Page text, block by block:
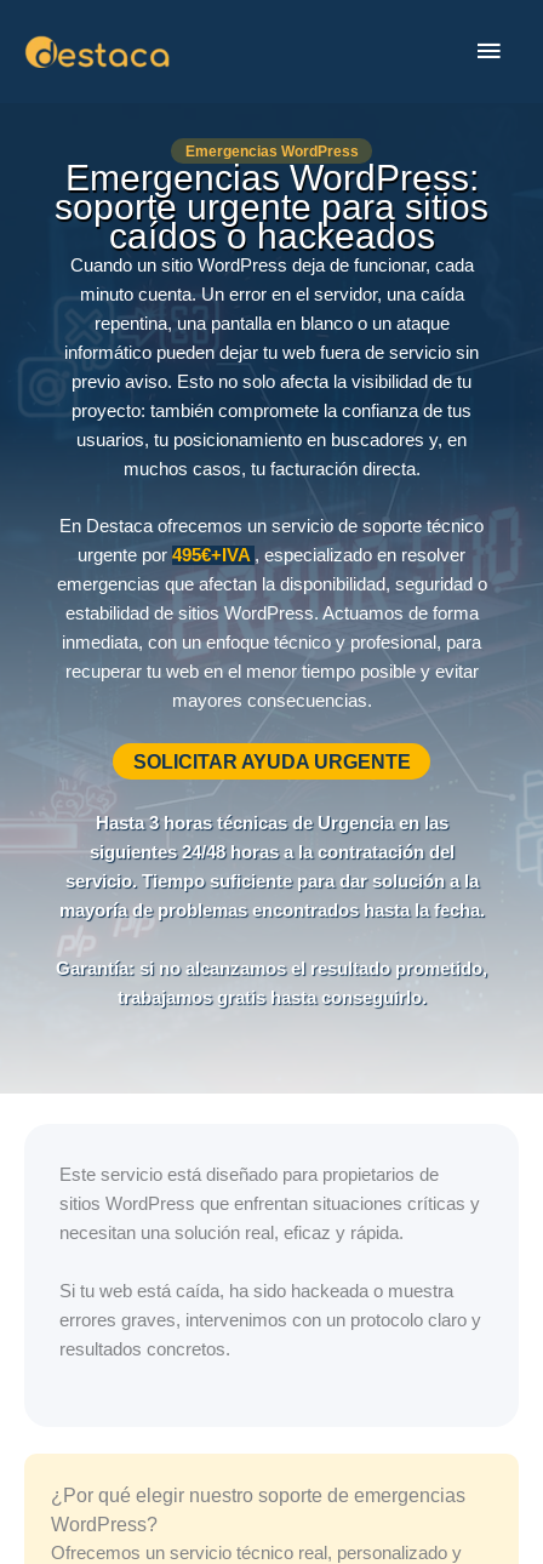
contenido
Emergencias WordPress
Emergencias WordPress:
soporte urgente para sitios
caídos o hackeados
Cuando un sitio WordPress deja de funcionar, cada
minuto cuenta. Un error en el servidor, una caída
repentina, una pantalla en blanco o un ataque
informático pueden dejar tu web fuera de servicio sin
previo aviso. Esto no solo afecta la visibilidad de tu
proyecto: también compromete la confianza de tus
usuarios, tu posicionamiento en buscadores y, en
muchos casos, tu facturación directa.
En Destaca ofrecemos un servicio de soporte técnico
urgente por 495€+IVA , especializado en resolver
emergencias que afectan la disponibilidad, seguridad o
estabilidad de sitios WordPress. Actuamos de forma
inmediata, con un enfoque técnico y profesional, para
recuperar tu web en el menor tiempo posible y evitar
mayores consecuencias.
SOLICITAR AYUDA URGENTE
Hasta 3 horas técnicas de Urgencia en las
siguientes 24/48 horas a la contratación del
servicio. Tiempo suficiente para dar solución a la
mayoría de problemas encontrados hasta la fecha.
Garantía: si no alcanzamos el resultado prometido,
trabajamos gratis hasta conseguirlo.
Este servicio está diseñado para propietarios de
sitios WordPress que enfrentan situaciones críticas y
necesitan una solución real, eficaz y rápida.
Si tu web está caída, ha sido hackeada o muestra
errores graves, intervenimos con un protocolo claro y
resultados concretos.
¿Por qué elegir nuestro soporte de emergencias
WordPress?
Ofrecemos un servicio técnico real, personalizado y